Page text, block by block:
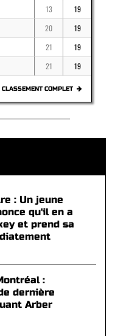
13
19
20
19
21
19
21 19
CLASSEMENT COMPLET
: Un jeune
qu'il en a
et prend sa
:
dernière
Arber